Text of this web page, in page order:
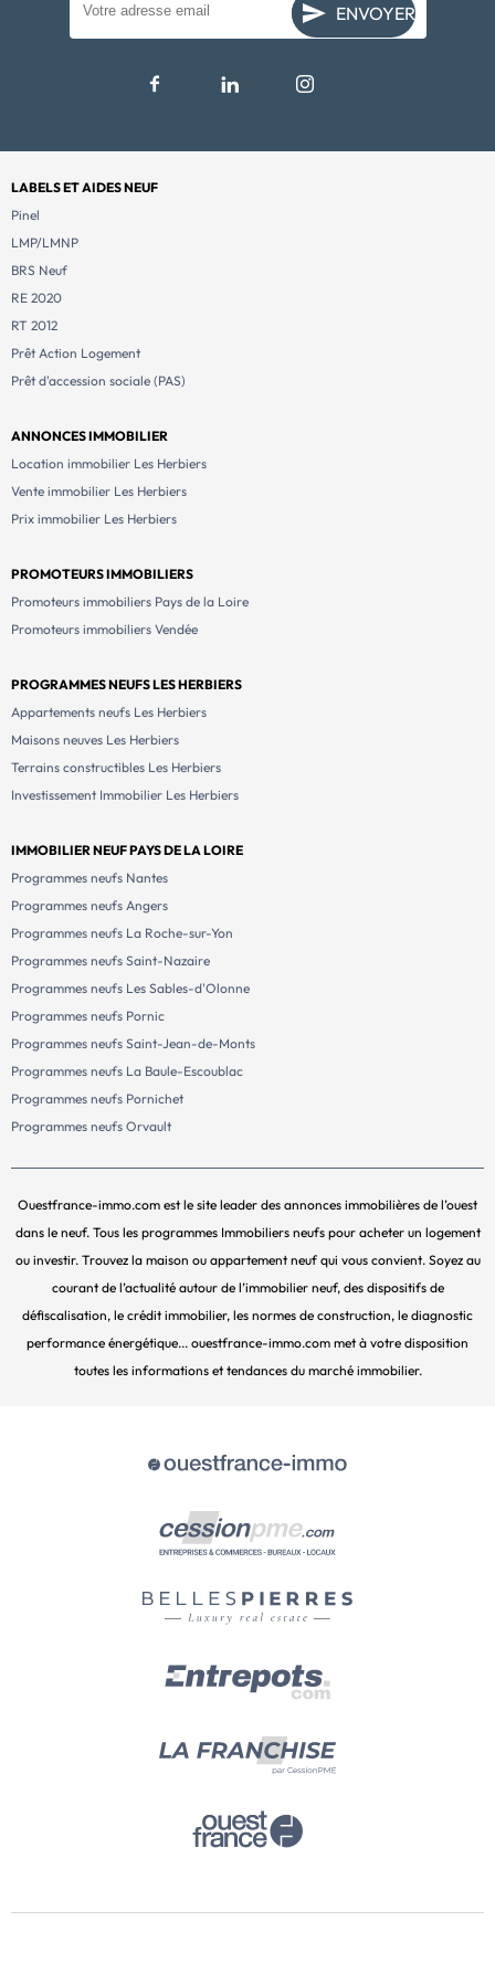
ENVOYER
LABELS ET AIDES NEUF
Pinel
LMP/LMNP
BRS Neuf
RE 2020
RT 2012
Prêt Action Logement
Prêt d'accession sociale (PAS)
ANNONCES IMMOBILIER
Location immobilier Les Herbiers
Vente immobilier Les Herbiers
Prix immobilier Les Herbiers
PROMOTEURS IMMOBILIERS
Promoteurs immobiliers Pays de la Loire
Promoteurs immobiliers Vendée
PROGRAMMES NEUFS LES HERBIERS
Appartements neufs Les Herbiers
Maisons neuves Les Herbiers
Terrains constructibles Les Herbiers
Investissement Immobilier Les Herbiers
IMMOBILIER NEUF PAYS DE LA LOIRE
Programmes neufs Nantes
Programmes neufs Angers
Programmes neufs La Roche-sur-Yon
Programmes neufs Saint-Nazaire
Programmes neufs Les Sables-d'Olonne
Programmes neufs Pornic
Programmes neufs Saint-Jean-de-Monts
Programmes neufs La Baule-Escoublac
Programmes neufs Pornichet
Programmes neufs Orvault
Ouestfrance-immo.com est le site leader des annonces immobilières de l’ouest
dans le neuf. Tous les programmes Immobiliers neufs pour acheter un logement
ou investir. Trouvez la maison ou appartement neuf qui vous convient. Soyez au
courant de l’actualité autour de l’immobilier neuf, des dispositifs de
défiscalisation, le crédit immobilier, les normes de construction, le diagnostic
performance énergétique... ouestfrance-immo.com met à votre disposition
toutes les informations et tendances du marché immobilier.